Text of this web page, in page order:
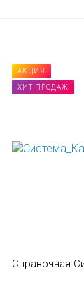
АКЦИЯ
ХИТ ПРОДАЖ
Справочная